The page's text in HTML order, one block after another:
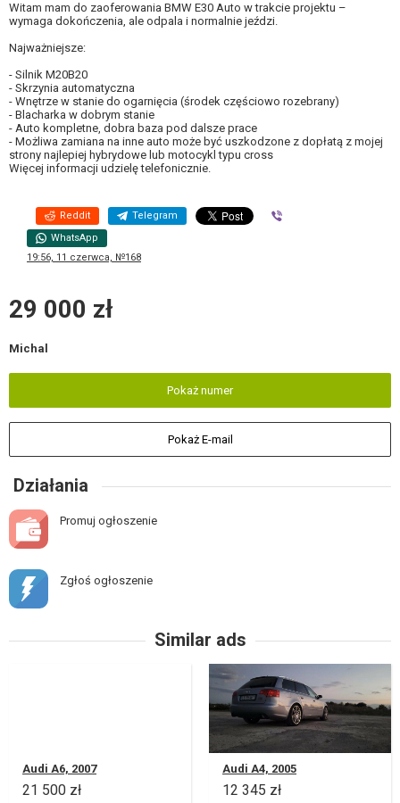
Witam mam do zaoferowania BMW E30 Auto w trakcie projektu –
wymaga dokończenia, ale odpala i normalnie jeździ.
Najważniejsze:
- Silnik M20B20
- Skrzynia automatyczna
- Wnętrze w stanie do ogarnięcia (środek częściowo rozebrany)
- Blacharka w dobrym stanie
- Auto kompletne, dobra baza pod dalsze prace
- Możliwa zamiana na inne auto może być uszkodzone z dopłatą z mojej
strony najlepiej hybrydowe lub motocykl typu cross
Więcej informacji udzielę telefonicznie.
Reddit Telegram
WhatsApp
19:56, 11 czerwca, №168
29 000 zł
Michal
Pokaż numer
Pokaż E-mail
Działania
Promuj ogłoszenie
Zgłoś ogłoszenie
Similar ads
Audi A6, 2007
21 500 zł
Audi A4, 2005
12 345 zł